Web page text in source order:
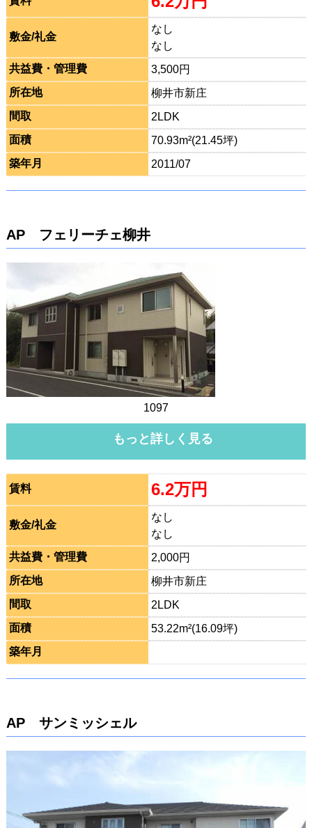
敷金/礼金
なし
なし
共益費・管理費
3,500円
所在地
柳井市新庄
間取
2LDK
面積
70.93m²(21.45坪)
築年月
2011/07
AP フェリーチェ柳井
1097
もっと詳しく見る
賃料 6.2万円
敷金/礼金
なし
なし
共益費・管理費
2,000円
所在地
柳井市新庄
間取
2LDK
面積
53.22m²(16.09坪)
築年月
AP サンミッシェル